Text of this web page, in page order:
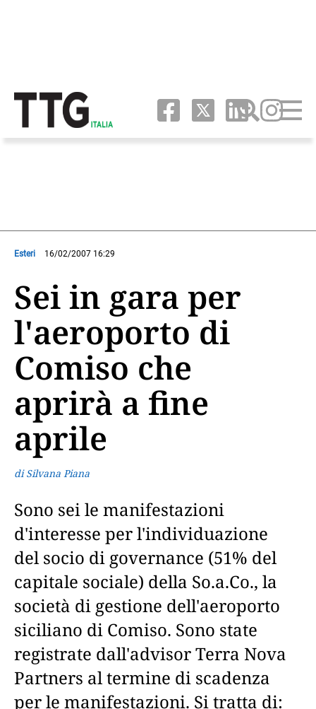
Esteri 16/02/2007 16:29
Sei in gara per
l'aeroporto di
Comiso che
aprirà a fine
aprile
di Silvana Piana
Sono sei le manifestazioni
d'interesse per l'individuazione
del socio di governance (51% del
capitale sociale) della So.a.Co., la
società di gestione dell'aeroporto
siciliano di Comiso. Sono state
registrate dall'advisor Terra Nova
Partners al termine di scadenza
per le manifestazioni. Si tratta di: